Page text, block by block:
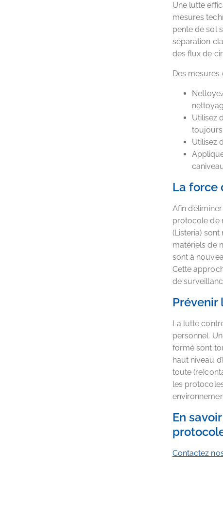
Une lutte
mesures
pente de sol
séparation
des flux de
Des mesures
Utilisez
Utilisez
La force
Afin
protocole de
(Listeria)
matériels de
sont à
Cette
de
Prévenir
La lutte
personnel.
formé sont
haut niveau
toute
les
En
Contactez